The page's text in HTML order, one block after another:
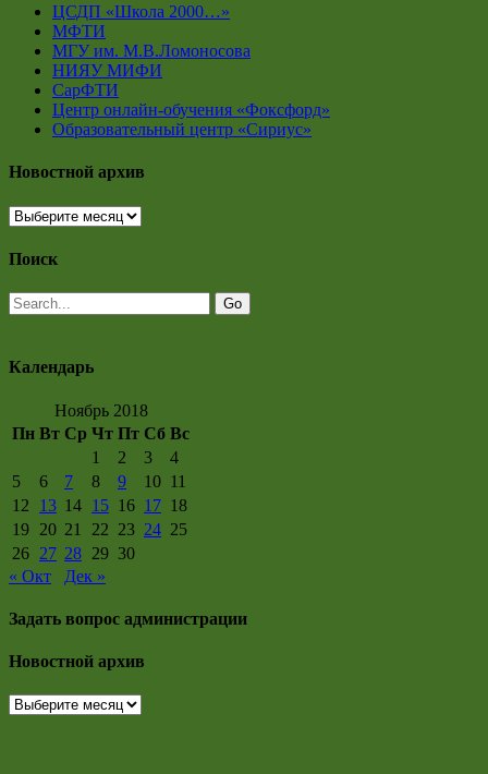
ЦСДП «Школа 2000…»
МФТИ
МГУ им. М.В.Ломоносова
НИЯУ МИФИ
СарФТИ
Центр онлайн-обучения «Фоксфорд»
Образовательный центр «Сириус»
Новостной архив
Новостной
Поиск
Календарь
Ноябрь 2018
Пн Вт Ср Чт Пт Сб Вс
1
2 3
4
5
6 7 8 9 10 11
12
13 14 15 16 17 18
19 20 21 22 23 24 25
26 27 28 29 30
« Окт
Дек »
Задать вопрос администрации
Новостной архив
Новостной